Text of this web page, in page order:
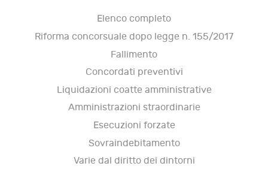
Elenco completo
Riforma concorsuale dopo legge n. 155/2017
Fallimento
Concordati preventivi
Liquidazioni coatte amministrative
Amministrazioni straordinarie
Esecuzioni forzate
Sovraindebitamento
Varie dal diritto dei dintorni